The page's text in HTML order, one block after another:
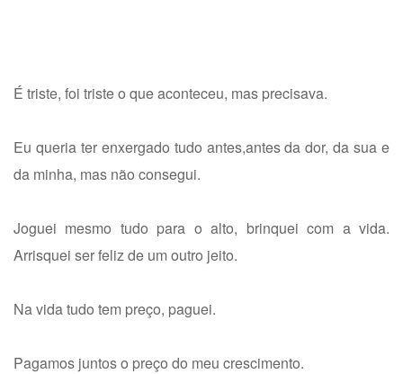
É triste, foi triste o que aconteceu, mas precisava.
Eu queria ter enxergado tudo antes,antes da dor, da sua e
da minha, mas não consegui.
Joguei mesmo tudo para o alto, brinquei com a vida.
Arrisquei ser feliz de um outro jeito.
Na vida tudo tem preço, paguei.
Pagamos juntos o preço do meu crescimento.